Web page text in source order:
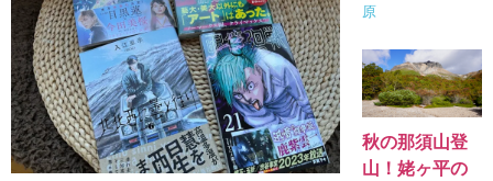
原
秋の那須山登
山！姥ヶ平の